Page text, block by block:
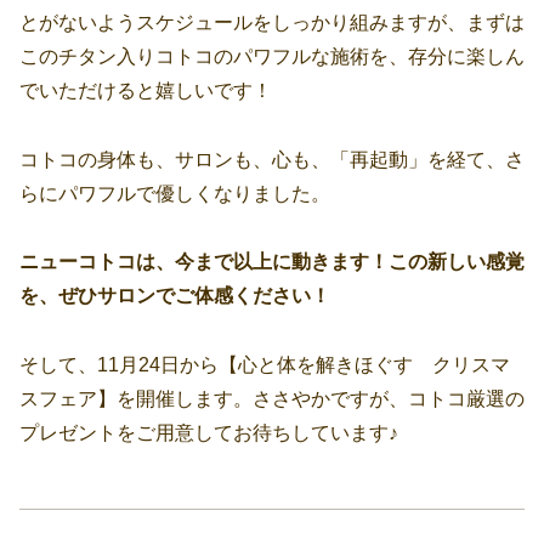
とがないようスケジュールをしっかり組みますが、まずは
このチタン入りコトコのパワフルな施術を、存分に楽しん
でいただけると嬉しいです！
コトコの身体も、サロンも、心も、「再起動」を経て、さ
らにパワフルで優しくなりました。
ニューコトコは、今まで以上に動きます！この新しい感覚
を、ぜひサロンでご体感ください！
そして、11月24日から【心と体を解きほぐす クリスマ
スフェア】を開催します。ささやかですが、コトコ厳選の
プレゼントをご用意してお待ちしています♪